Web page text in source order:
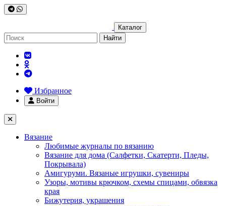
Каталог
Найти
Избранное
Войти
Вязание
Любимые журналы по вязанию
Вязание для дома (Салфетки, Скатерти, Пледы,
Покрывала)
Амигуруми. Вязаные игрушки, сувениры
Узоры, мотивы крючком, схемы спицами, обвязка
края
Бижутерия, украшения